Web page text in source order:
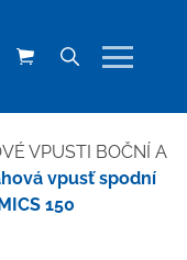
VPUSTI BOČNÍ A
vpusť spodní
150